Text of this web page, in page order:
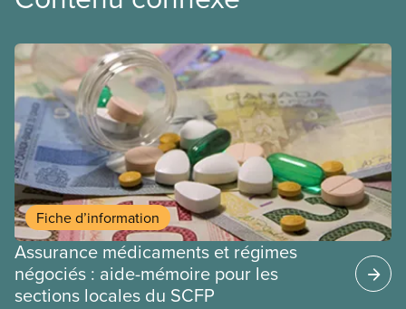
Fiche d’information
Assurance médicaments et régimes
négociés : aide-mémoire pour les
sections locales du SCFP